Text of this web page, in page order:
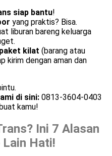
siap bantu!
yang praktis? Bisa.
liburan bareng keluarga
kilat (barang atau
kirim dengan aman dan
di sini: 0813-3604-0403
kamu!
Ini 7 Alasan
Lain Hati!